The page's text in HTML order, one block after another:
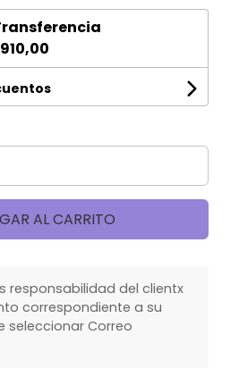
AL CARRITO
responsabilidad del clientx
correspondiente a su
seleccionar Correo